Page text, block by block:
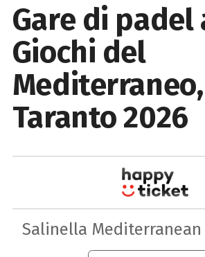
Gare di padel
Giochi del
Mediterraneo,
Taranto 2026
Salinella Mediterranean